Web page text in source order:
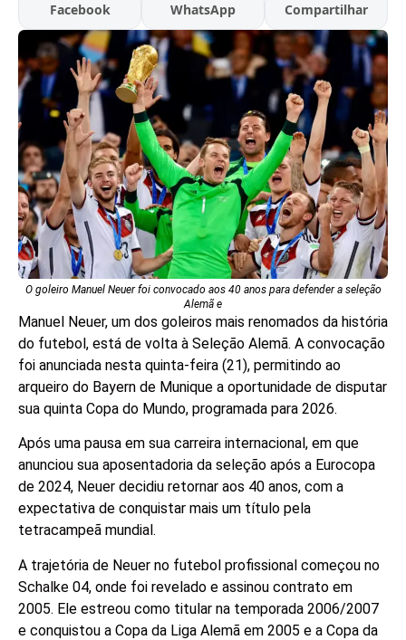
Facebook
WhatsApp Compartilhar
O goleiro Manuel Neuer foi convocado aos 40 anos para defender a seleção
Alemã e
Manuel Neuer, um dos goleiros mais renomados da história
do futebol, está de volta à Seleção Alemã. A convocação
foi anunciada nesta quinta-feira (21), permitindo ao
arqueiro do Bayern de Munique a oportunidade de disputar
sua quinta Copa do Mundo, programada para 2026.
Após uma pausa em sua carreira internacional, em que
anunciou sua aposentadoria da seleção após a Eurocopa
de 2024, Neuer decidiu retornar aos 40 anos, com a
expectativa de conquistar mais um título pela
tetracampeã mundial.
A trajetória de Neuer no futebol profissional começou no
Schalke 04, onde foi revelado e assinou contrato em
2005. Ele estreou como titular na temporada 2006/2007
e conquistou a Copa da Liga Alemã em 2005 e a Copa da